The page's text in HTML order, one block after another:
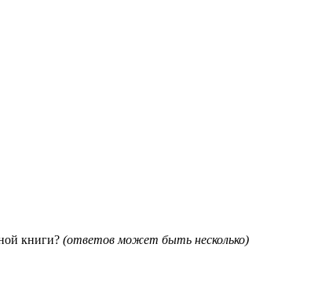
книги? (ответов может быть несколько)